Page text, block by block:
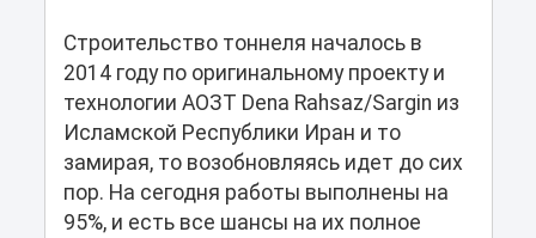
Строительство тоннеля началось в
2014 году по оригинальному проекту и
технологии АОЗТ Dena Rahsaz/Sargin из
Исламской Республики Иран и то
замирая, то возобновляясь идет до сих
пор. На сегодня работы выполнены на
95%, и есть все шансы на их полное